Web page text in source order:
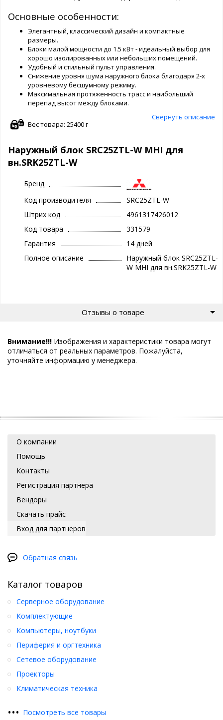
Основные особенности:
Элегантный, классический дизайн и компактные
размеры.
Блоки малой мощности до 1.5 кВт - идеальный выбор для
хорошо изолированных или небольших помещений.
Удобный и стильный пульт управления.
Снижение уровня шума наружного блока благодаря 2-х
уровневому бесшумному режиму.
Максимальная протяженность трасс и наибольший
перепад высот между блоками.
Свернуть описание
Вес товара: 25400 г
Наружный блок SRC25ZTL-W MHI для
вн.SRK25ZTL-W
Бренд
Код производителя
SRC25ZTL-W
Штрих код
4961317426012
Код товара
331579
Гарантия
14 дней
Полное описание
Наружный блок SRC25ZTL-
W MHI для вн.SRK25ZTL-W
Отзывы о товаре
Внимание!!! Изображения и характеристики товара могут
отличаться от реальных параметров. Пожалуйста,
уточняйте информацию у менеджера.
О компании
Помощь
Контакты
Регистрация партнера
Вендоры
Скачать прайс
Вход для партнеров
Обратная связь
Каталог товаров
Серверное оборудование
Комплектующие
Компьютеры, ноутбуки
Периферия и оргтехника
Сетевое оборудование
Проекторы
Климатическая техника
••• Посмотреть все товары